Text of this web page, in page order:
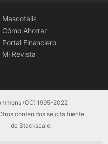
Mascotalia
Cómo Ahorrar
Portal Financiero
Mi Revista
(CC) 1995-2022
contenidos se cita fuente.
de Stackscale.